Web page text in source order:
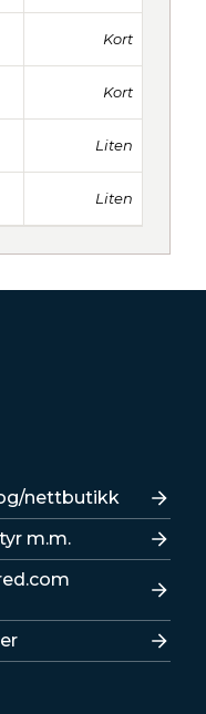
Kort
Kort
Liten
Liten
nettbutikk
m.m.